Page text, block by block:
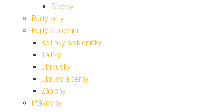
Závěsy
Párty sety
Párty stolování
Kelímky a skleničky
Talířky
Ubrousky
Ubrusy a šerpy
Zápichy
Ptákoviny